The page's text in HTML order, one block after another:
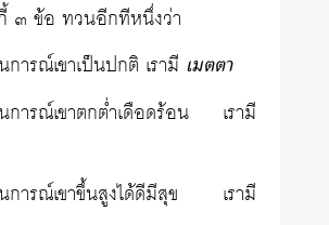
๓ ข้อ ทวนอีกทีหนึ่งว่า
การณ์เขาเป็นปกติ เรามี เมตตา
การณ์เขาตกต่ำเดือดร้อน เรามี
การณ์เขาขึ้นสูงได้ดีมีสุข เรามี